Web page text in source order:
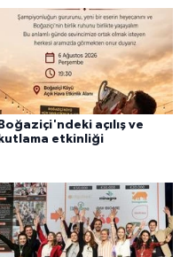
Boğaziçi'ndeki açılış ve
kutlama etkinliği